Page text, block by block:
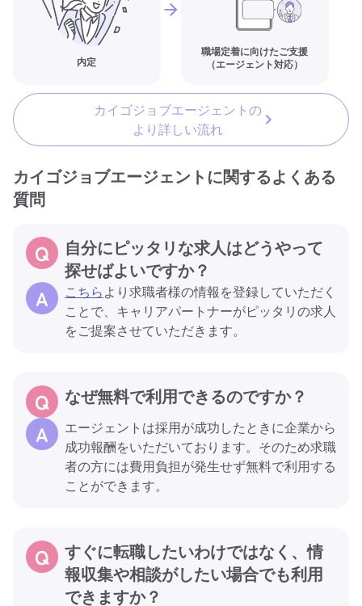
内定
職場定着に向けたご支援
（エージェント対応）
カイゴジョブエージェントの
より詳しい流れ
カイゴジョブエージェントに関するよくある
質問
自分にピッタリな求人はどうやって
探せばよいですか？
こちらより求職者様の情報を登録していただく
ことで、キャリアパートナーがピッタリの求人
をご提案させていただきます。
なぜ無料で利用できるのですか？
エージェントは採用が成功したときに企業から
成功報酬をいただいております。そのため求職
者の方には費用負担が発生せず無料で利用する
ことができます。
すぐに転職したいわけではなく、情
報収集や相談がしたい場合でも利用
できますか？